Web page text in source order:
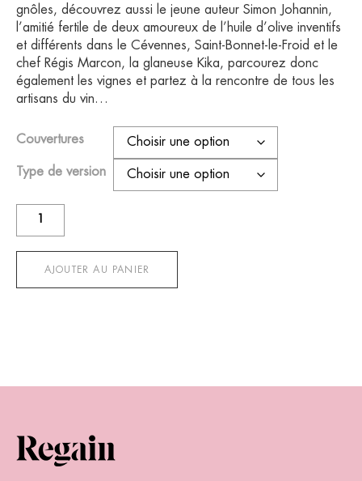
à
7,50€
gnôles, découvrez aussi le jeune auteur Simon Johannin,
l’amitié fertile de deux amoureux de l’huile d’olive inventifs
et différents dans le Cévennes, Saint-Bonnet-le-Froid et le
chef Régis Marcon, la glaneuse Kika, parcourez donc
également les vignes et partez à la rencontre de tous les
artisans du vin…
Couvertures
Type de version
quantité
AJOUTER AU PANIER